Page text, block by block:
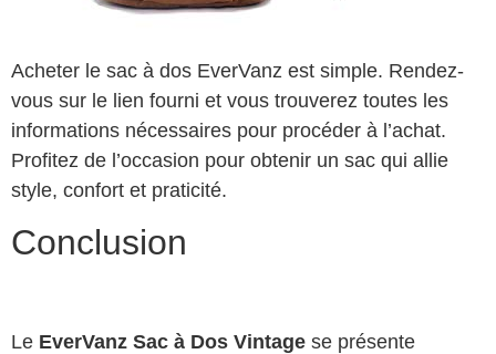
Acheter le sac à dos EverVanz est simple. Rendez-
vous sur le lien fourni et vous trouverez toutes les
informations nécessaires pour procéder à l’achat.
Profitez de l’occasion pour obtenir un sac qui allie
style, confort et praticité.
Conclusion
Le EverVanz Sac à Dos Vintage se présente